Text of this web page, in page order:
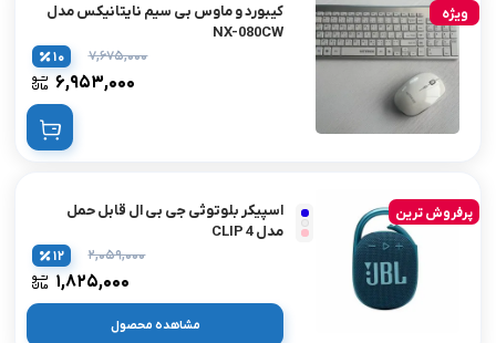
ویژه
کیبورد و ماوس بی سیم نایتانیکس مدل
NX-080CW
۷,۶۷۵,۰۰۰
۶,۹۵۳,۰۰۰
10
پرفروش ترین
اسپیکر بلوتوثی جی بی ال قابل حمل
مدل CLIP 4
۲,۰۵۹,۰۰۰
۱,۸۲۵,۰۰۰
12
مشاهده محصول